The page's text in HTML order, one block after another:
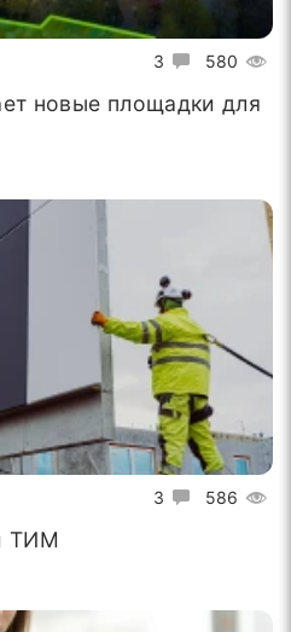
3 580
новые площадки для
3 586
ТИМ